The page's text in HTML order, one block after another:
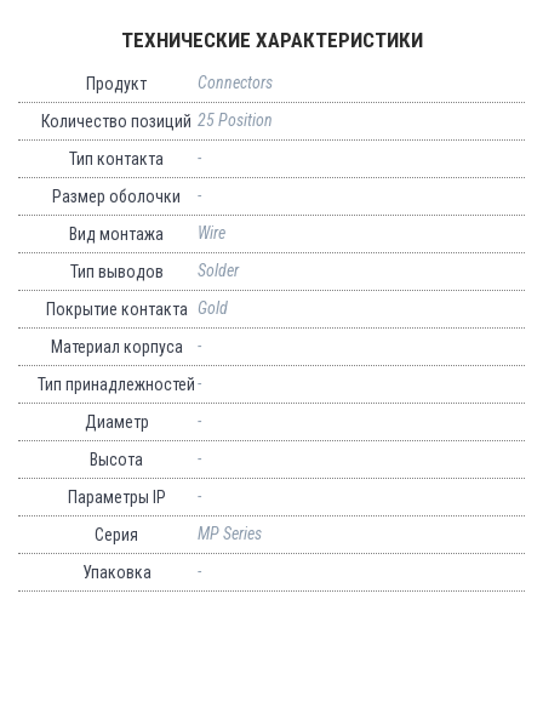
ТЕХНИЧЕСКИЕ ХАРАКТЕРИСТИКИ
Продукт
Connectors
Количество позиций 25 Position
Тип контакта
-
Размер оболочки
-
Вид монтажа
Wire
Тип выводов
Solder
Покрытие контакта
Gold
Материал корпуса
-
Тип принадлежностей-
Диаметр
-
Высота
-
Параметры IP
-
Серия
MP Series
Упаковка
-